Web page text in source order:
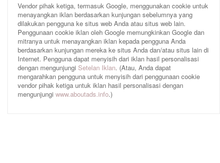
Vendor pihak ketiga, termasuk Google, menggunakan cookie untuk
menayangkan iklan berdasarkan kunjungan sebelumnya yang
dilakukan pengguna ke situs web Anda atau situs web lain.
Penggunaan cookie iklan oleh Google memungkinkan Google dan
mitranya untuk menayangkan iklan kepada pengguna Anda
berdasarkan kunjungan mereka ke situs Anda dan/atau situs lain di
Internet. Pengguna dapat menyisih dari iklan hasil personalisasi
dengan mengunjungi Setelan Iklan. (Atau, Anda dapat
mengarahkan pengguna untuk menyisih dari penggunaan cookie
vendor pihak ketiga untuk iklan hasil personalisasi dengan
mengunjungi www.aboutads.info.)